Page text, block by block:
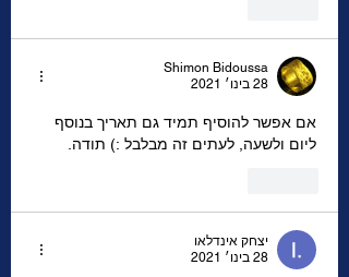
Shimon Bidoussa
28 בינו׳ 2021
אם אפשר להוסיף תמיד גם תאריך בנוסף
ליום ולשעה, לעתים זה מבלבל :) תודה.
יצחק אינדלאו
28 בינו׳ 2021